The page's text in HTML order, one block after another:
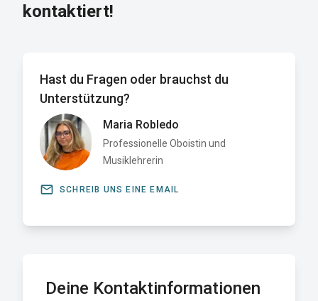
kontaktiert!
Hast du Fragen oder brauchst du
Unterstützung?
Maria Robledo
Professionelle Oboistin und
Musiklehrerin
email SCHREIB UNS EINE EMAIL
Deine Kontaktinformationen